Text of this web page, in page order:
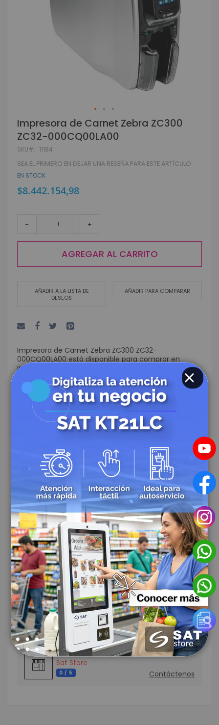
Skip
to
the
beginning
the
images
Impresora de Carnet Zebra ZC300
ZC32-000CQ00LA00
SKU
11184
SEA EL PRIMERO EN DEJAR UNA RESEÑA PARA ESTE ARTÍCULO
EN STOCK
$8.442.154,98
- +
AGREGAR AL CARRITO
AÑADIR A LA LISTA DE
DESEOS
AÑADIR PARA COMPARAR
Impresora de Carnet Zebra ZC300 ZC32-
000CQ00LA00 está disponible para comprar en
incrementos de 1
La impresora para carnets ZC300 de Zebra imprime
300 imagénes porun lado a 203 DPI. Diseñe e imprima
prácticamente cualquier tarjeta con una simplicidad
innovadora.
Impresora
Carnet
Zebra ZC300
¡Cotiza Ahora!
ENVIÓ A TODO
EL PAIS
Acepta pagos en línea
Garantía de marca
Calcular el costo de envío
Envía artículos rápidamente
Entrega de 3-5 días Habiles
VENTA POR
Sat Store
0 / 5 Contáctenos
CLOSE